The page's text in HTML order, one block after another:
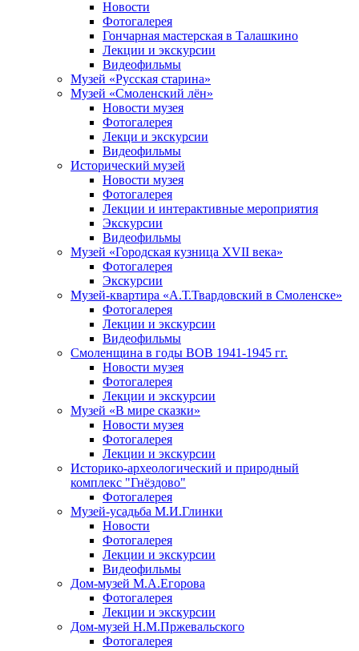
Новости
Фотогалерея
Гончарная мастерская в Талашкино
Лекции и экскурсии
Видеофильмы
Музей «Русская старина»
Музей «Смоленский лён»
Новости музея
Фотогалерея
Лекци и экскурсии
Видеофильмы
Исторический музей
Новости музея
Фотогалерея
Лекции и интерактивные мероприятия
Экскурсии
Видеофильмы
Музей «Городская кузница XVII века»
Фотогалерея
Экскурсии
Музей-квартира «А.Т.Твардовский в Смоленске»
Фотогалерея
Лекции и экскурсии
Видеофильмы
Смоленщина в годы ВОВ 1941-1945 гг.
Новости музея
Фотогалерея
Лекции и экскурсии
Музей «В мире сказки»
Новости музея
Фотогалерея
Лекции и экскурсии
Историко-археологический и природный
комплекс "Гнёздово"
Фотогалерея
Музей-усадьба М.И.Глинки
Новости
Фотогалерея
Лекции и экскурсии
Видеофильмы
Дом-музей М.А.Егорова
Фотогалерея
Лекции и экскурсии
Дом-музей Н.М.Пржевальского
Фотогалерея